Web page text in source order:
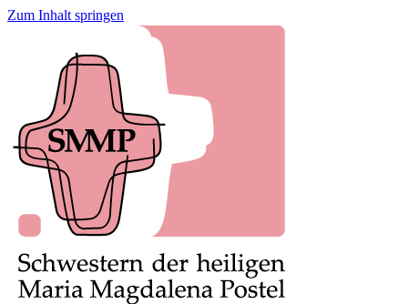
Zum Inhalt springen